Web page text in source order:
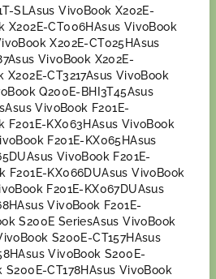
SLAsus VivoBook X202E-
X202E-CT006HAsus VivoBook
X202E-CT025HAsus
VivoBook X202E-
X202E-CT3217Asus VivoBook
Q200E-BHI3T45Asus
VivoBook F201E-
F201E-KX063HAsus VivoBook
F201E-KX065HAsus
VivoBook F201E-
F201E-KX066DUAsus VivoBook
F201E-KX067DUAsus
VivoBook F201E-
S200E SeriesAsus VivoBook
S200E-CT157HAsus
VivoBook S200E-
S200E-CT178HAsus VivoBook